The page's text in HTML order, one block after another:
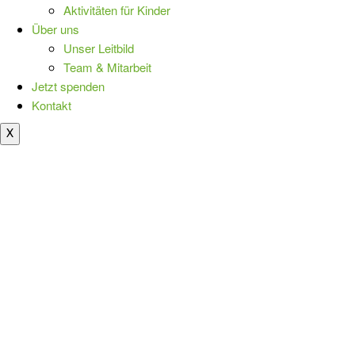
Aktivitäten für Kinder
Über uns
Unser Leitbild
Team & Mitarbeit
Jetzt spenden
Kontakt
X